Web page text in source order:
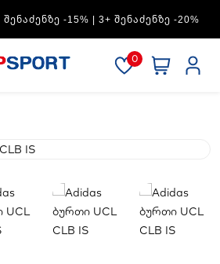
ᲨᲔᲜᲐᲫᲔᲜᲖᲔ -30%
0